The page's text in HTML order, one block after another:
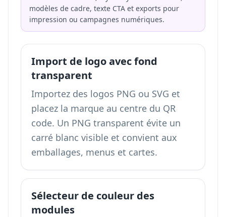
modèles de cadre, texte CTA et exports pour
impression ou campagnes numériques.
Import de logo avec fond
transparent
Importez des logos PNG ou SVG et
placez la marque au centre du QR
code. Un PNG transparent évite un
carré blanc visible et convient aux
emballages, menus et cartes.
Sélecteur de couleur des
modules